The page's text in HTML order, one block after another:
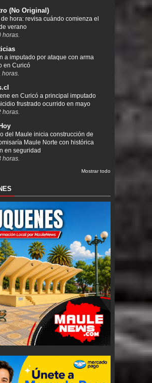
(No Original)
hora: revisa cuándo comienza el
verano
horas.
a imputado por ataque con arma
en Curicó
horas.
en Curicó a principal imputado
frustrado ocurrido en mayo
horas.
del Maule inicia construcción de
Maule Norte con histórica
en seguridad
horas.
Mostrar todo